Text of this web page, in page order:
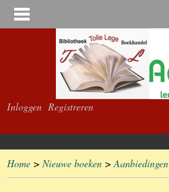
Inloggen Registreren
Home > Nieuwe boeken >Aanbiedingen